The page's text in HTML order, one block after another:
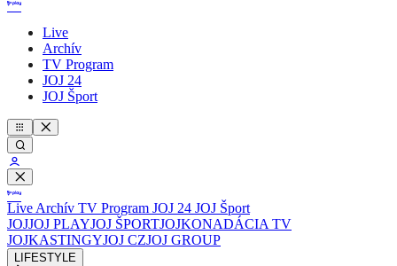
Live
Archív
TV Program
JOJ 24
JOJ Šport
Live Archív TV Program JOJ 24 JOJ Šport
JOJJOJ PLAYJOJ ŠPORTJOJKONADÁCIA TV
JOJKASTINGYJOJ CZJOJ GROUP
LIFESTYLE